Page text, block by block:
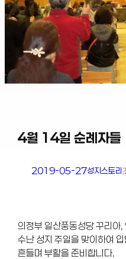
4월 14일 순례자들
2019-05-27성지스토리
의정부 일산풍동성당 꾸리아
수난 성지 주일을 맞이하여
흔들며 부활을 준비합니다.